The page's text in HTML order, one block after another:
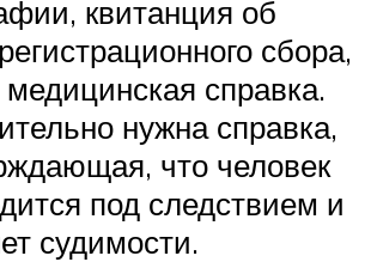
квитанция об
сбора,
медицинская справка.
нужна справка,
что человек
под следствием и
судимости.